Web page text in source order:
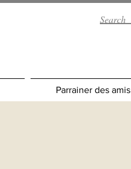
Parrainer des amis